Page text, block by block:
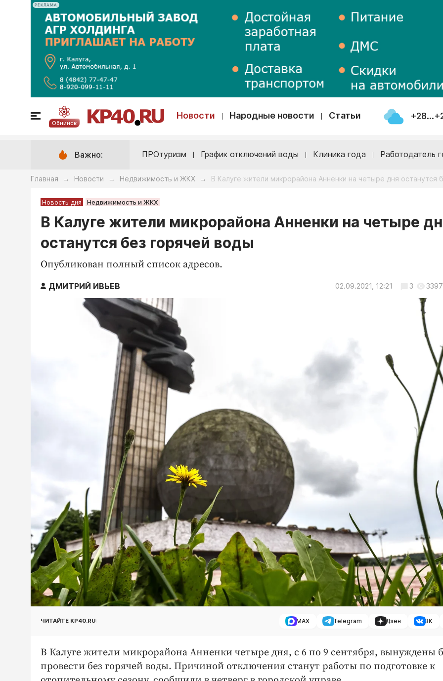
РЕКЛАМА
Обнинск
Новости Народные новости Статьи
Важно: ПРОтуризм График отключений воды Клиника года Работодатель
Главная → Новости → Недвижимость и ЖКХ → В Калуге жители микрорайона Анненки на четыре дня останутся
Новость дня Недвижимость и ЖКХ
В Калуге жители микрорайона Анненки на четыре
останутся без горячей воды
Опубликован полный список адресов.
ДМИТРИЙ ИВЬЕВ 02.09.2021, 12:21 3 3397
ЧИТАЙТЕ KP40.RU: MAX Telegram Дзен ВК
В Калуге жители микрорайона Анненки четыре дня, с 6 по 9 сентября, вынуждены
провести без горячей воды. Причиной отключения станут работы по подготовке к